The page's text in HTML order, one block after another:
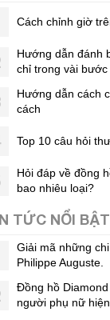
Cách chỉnh giờ
Hướng dẫn đánh
chỉ trong vài bước
Hướng dẫn cách
cách
Top 10 câu hỏi
Hỏi đáp về đồng
bao nhiêu loại?
TỨC NỔI BẬT
Giải mã những
Philippe Auguste.
Đồng hồ
người phụ nữ